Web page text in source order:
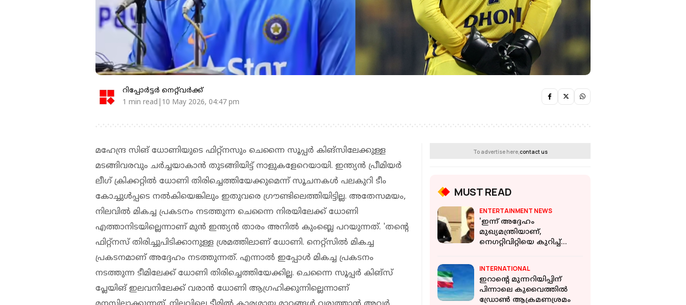
റിപ്പോർട്ടർ നെറ്റ്‌വര്‍ക്ക്‌
1 min read|10 May 2026, 04:47 pm
മഹേന്ദ്ര സിങ് ധോണിയുടെ ഫിറ്റ്‌നസും ചെന്നൈ സൂപ്പര്‍ കിങ്‌സിലേക്കുള്ള
മടങ്ങിവരവും ചര്‍ച്ചയാകാന്‍ തുടങ്ങിയിട്ട് നാളുകളേറെയായി. ഇന്ത്യന്‍ പ്രീമിയര്‍
ലീഗ് ക്രിക്കറ്റില്‍ ധോണി തിരിച്ചെത്തിയേക്കുമെന്ന് സൂചനകള്‍ പലകുറി ടീം
കോച്ചുള്‍പ്പടെ നല്‍കിയെങ്കിലും ഇതുവരെ ഗ്രൗണ്ടിലെത്തിയിട്ടില്ല. അതേസമയം,
നിലവില്‍ മികച്ച പ്രകടനം നടത്തുന്ന ചെന്നൈ നിരയിലേക്ക് ധോണി
എത്താനിടയില്ലെന്നാണ് മുന്‍ ഇന്ത്യന്‍ താരം അനില്‍ കുംബ്ലെ പറയുന്നത്. 'തന്റെ
ഫിറ്റ്‌നസ് തിരിച്ചുപിടിക്കാനുള്ള ശ്രമത്തിലാണ് ധോണി. നെറ്റ്‌സില്‍ മികച്ച
പ്രകടനമാണ് അദ്ദേഹം നടത്തുന്നത്. എന്നാല്‍ ഇപ്പോള്‍ മികച്ച പ്രകടനം
നടത്തുന്ന ടീമിലേക്ക് ധോണി തിരിച്ചെത്തിയേക്കില്ല. ചെന്നൈ സൂപ്പര്‍ കിങ്‌സ്
പ്ലേയിങ് ഇലവനിലേക്ക് വരാന്‍ ധോണി ആഗ്രഹിക്കുന്നില്ലെന്നാണ്
To advertise here, contact us
MUST READ
ENTERTAINMENT NEWS
'ഇന്ന് അദ്ദേഹം
മുഖ്യമന്ത്രിയാണ്,
നെഗറ്റിവിറ്റിയെ കുറിച്ച്
INTERNATIONAL
ഇറാന്റെ മുന്നറിയിപ്പിന്
പിന്നാലെ കുവൈത്തിൽ
ഡ്രോൺ ആക്രമണശ്രമം